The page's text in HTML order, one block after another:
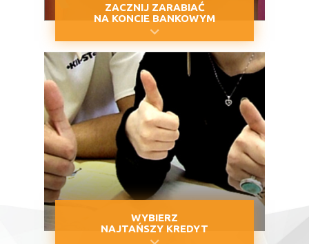
ZACZNIJ ZARABIAĆ
NA KONCIE BANKOWYM
WYBIERZ
NAJTAŃSZY KREDYT